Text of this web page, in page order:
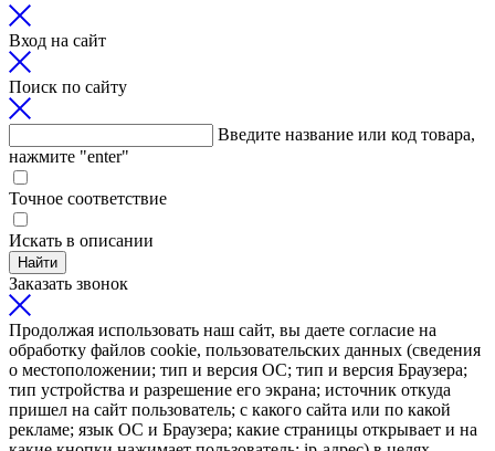
Вход на сайт
Поиск по сайту
Введите название или код товара,
нажмите "enter"
Точное соответствие
Искать в описании
Найти
Заказать звонок
Продолжая использовать наш сайт, вы даете согласие на
обработку файлов cookie, пользовательских данных (сведения
о местоположении; тип и версия ОС; тип и версия Браузера;
тип устройства и разрешение его экрана; источник откуда
пришел на сайт пользователь; с какого сайта или по какой
рекламе; язык ОС и Браузера; какие страницы открывает и на